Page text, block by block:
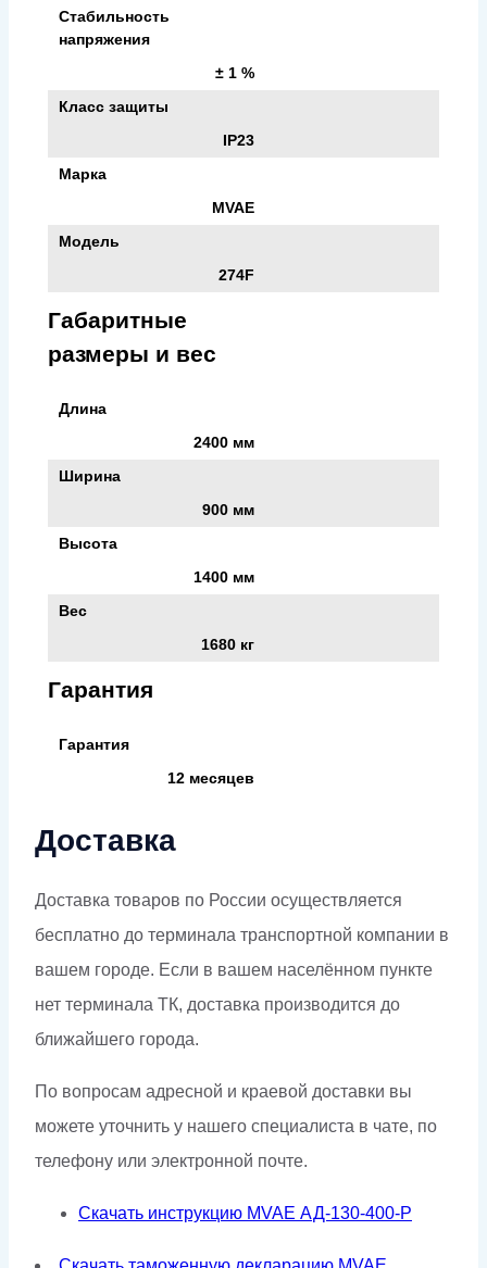
Стабильность
напряжения
± 1 %
Класс защиты
IP23
Марка
MVAE
Модель
274F
Габаритные
размеры и вес
Длина
2400 мм
Ширина
900 мм
Высота
1400 мм
Вес
1680 кг
Гарантия
Гарантия
12 месяцев
Доставка
Доставка товаров по России осуществляется
бесплатно до терминала транспортной компании в
вашем городе. Если в вашем населённом пункте
нет терминала ТК, доставка производится до
ближайшего города.
По вопросам адресной и краевой доставки вы
можете уточнить у нашего специалиста в чате, по
телефону или электронной почте.
Скачать инструкцию MVAE АД-130-400-Р